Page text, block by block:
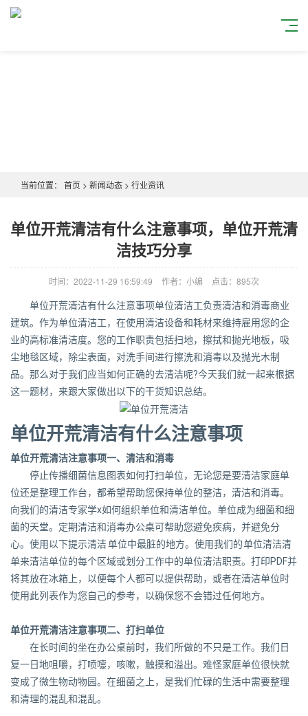
当前位置： 首页 > 新闻动态 > 行业资讯
单位开荒清洁有什么注意事项，单位开荒清
洁技巧分享
时间：2022-11-29 16:59:49 作者：小编 点击： 895次
单位开荒清洁有什么注意事项单位清洁工负责清洁和消毒商业
建筑。作为单位清洁工，在使用清洁设备和耗材来维持雇用您的企
业的高标准清洁度。您的工作职责包括扫地，擦拭和抛光地板，吸
尘地毯区域，除尘表面，对洗手间进行擦洗和消毒以及抛光木制
品。那么对于我们应当如何正确的去清洁呢?今天我们就一起来根据
这一题材，来跟大家做出以下的干货知识总结。
单位开荒清洁有什么注意事项
单位开荒清洁注意事项一、清洁和消毒
停止传播细菌信息图表如何打扫单位，无论您是要清洁家庭单
位还是整理工作台，都希望帮助您保持单位的整洁，清洁和消毒。
向我们的清洁专家学x如何组织单位和清洁单位。单位成为细菌和细
菌的天堂。定期清洁和消毒办公桌可帮助您避免疾病，并避免分
心。使用以下提示清洁 单位中最脏的地方。使用我们的 单位清洁清
单来清洁单位的每个区域或划分工作中的单位清洁职责。打印PDF并
将其放在冰箱上，以便每个人都可以提供帮助，或者在清洁单位时
使用此列表作为您自己的参考，以确保您不会错过任何地方。
单位开荒清洁注意事项二、打扫单位
在长时间的坐在办公桌前时，我们所做的不只是工作。我们日
复一日地咀嚼，打喷嚏，咳嗽，触摸和溢出。难怪家庭单位很快就
变成了微生物动物园。在细菌之上，是我们忙碌的生活中需要整理
和清理的混乱和混乱。